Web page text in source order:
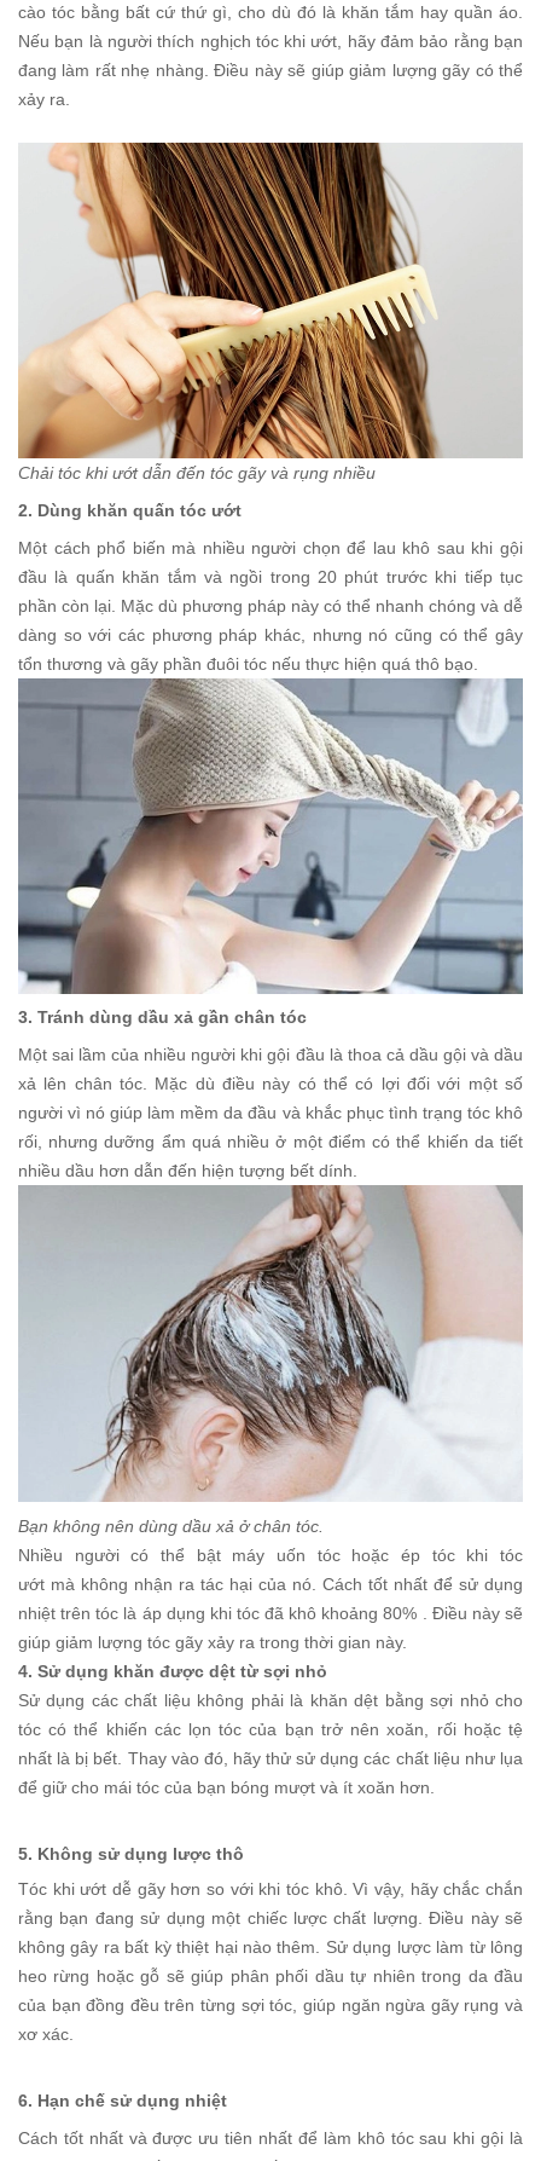
cào tóc bằng bất cứ thứ gì, cho dù đó là khăn tắm hay quần áo.
Nếu bạn là người thích nghịch tóc khi ướt, hãy đảm bảo rằng bạn
đang làm rất nhẹ nhàng. Điều này sẽ giúp giảm lượng gãy có thể
xảy ra.
Chải tóc khi ướt dẫn đến tóc gãy và rụng nhiều
2. Dùng khăn quấn tóc ướt
Một cách phổ biến mà nhiều người chọn để lau khô sau khi gội
đầu là quấn khăn tắm và ngồi trong 20 phút trước khi tiếp tục
phần còn lại. Mặc dù phương pháp này có thể nhanh chóng và dễ
dàng so với các phương pháp khác, nhưng nó cũng có thể gây
tổn thương và gãy phần đuôi tóc nếu thực hiện quá thô bạo.
3. Tránh dùng dầu xả gần chân tóc
Một sai lầm của nhiều người khi gội đầu là thoa cả dầu gội và dầu
xả lên chân tóc. Mặc dù điều này có thể có lợi đối với một số
người vì nó giúp làm mềm da đầu và khắc phục tình trạng tóc khô
rối, nhưng dưỡng ẩm quá nhiều ở một điểm có thể khiến da tiết
nhiều dầu hơn dẫn đến hiện tượng bết dính.
Bạn không nên dùng dầu xả ở chân tóc.
Nhiều người có thể bật máy uốn tóc hoặc ép tóc khi tóc
ướt mà không nhận ra tác hại của nó. Cách tốt nhất để sử dụng
nhiệt trên tóc là áp dụng khi tóc đã khô khoảng 80% . Điều này sẽ
giúp giảm lượng tóc gãy xảy ra trong thời gian này.
4. Sử dụng khăn được dệt từ sợi nhỏ
Sử dụng các chất liệu không phải là khăn dệt bằng sợi nhỏ cho
tóc có thể khiến các lọn tóc của bạn trở nên xoăn, rối hoặc tệ
nhất là bị bết. Thay vào đó, hãy thử sử dụng các chất liệu như lụa
để giữ cho mái tóc của bạn bóng mượt và ít xoăn hơn.
5. Không sử dụng lược thô
Tóc khi ướt dễ gãy hơn so với khi tóc khô. Vì vậy, hãy chắc chắn
rằng bạn đang sử dụng một chiếc lược chất lượng. Điều này sẽ
không gây ra bất kỳ thiệt hại nào thêm. Sử dụng lược làm từ lông
heo rừng hoặc gỗ sẽ giúp phân phối dầu tự nhiên trong da đầu
của bạn đồng đều trên từng sợi tóc, giúp ngăn ngừa gãy rụng và
xơ xác.
6. Hạn chế sử dụng nhiệt
Cách tốt nhất và được ưu tiên nhất để làm khô tóc sau khi gội là